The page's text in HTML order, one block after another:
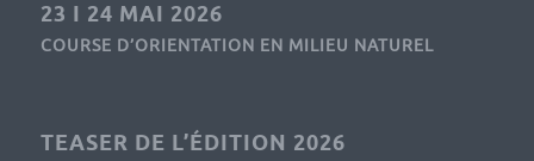
23 I 24 MAI 2026
COURSE D’ORIENTATION EN MILIEU NATUREL
TEASER DE L’ÉDITION 2026